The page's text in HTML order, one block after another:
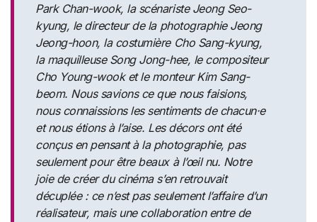
Park Chan-wook, la scénariste Jeong Seo-
kyung, le directeur de la photographie Jeong
Jeong-hoon, la costumière Cho Sang-kyung,
la maquilleuse Song Jong-hee, le compositeur
Cho Young-wook et le monteur Kim Sang-
beom. Nous savions ce que nous faisions,
nous connaissions les sentiments de chacun·e
et nous étions à l’aise. Les décors ont été
conçus en pensant à la photographie, pas
seulement pour être beaux à l’œil nu. Notre
joie de créer du cinéma s’en retrouvait
décuplée : ce n’est pas seulement l’affaire d’un
réalisateur, mais une collaboration entre de